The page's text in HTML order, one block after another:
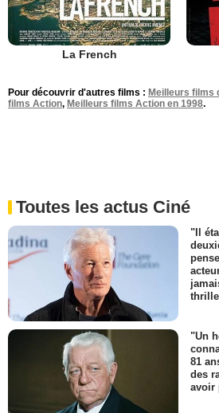
La French
Pour découvrir d'autres films : Meilleurs films
films Action, Meilleurs films Action en 1998.
Toutes les actus Ciné
"Il
"Un
81
des
avoir